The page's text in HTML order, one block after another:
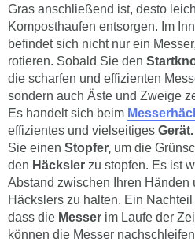
Gras anschließend ist, desto
Komposthaufen entsorgen. Im
befindet sich nicht nur ein
rotieren. Sobald Sie den
die scharfen und effizienten
sondern auch Äste und Zweige
Es handelt sich beim
effizientes und vielseitiges Gerät.
Sie einen Stopfer, um die
den Häcksler zu stopfen. Es ist
Abstand zwischen Ihren Händen
Häckslers zu halten. Ein
dass die Messer im Laufe der
können die Messer